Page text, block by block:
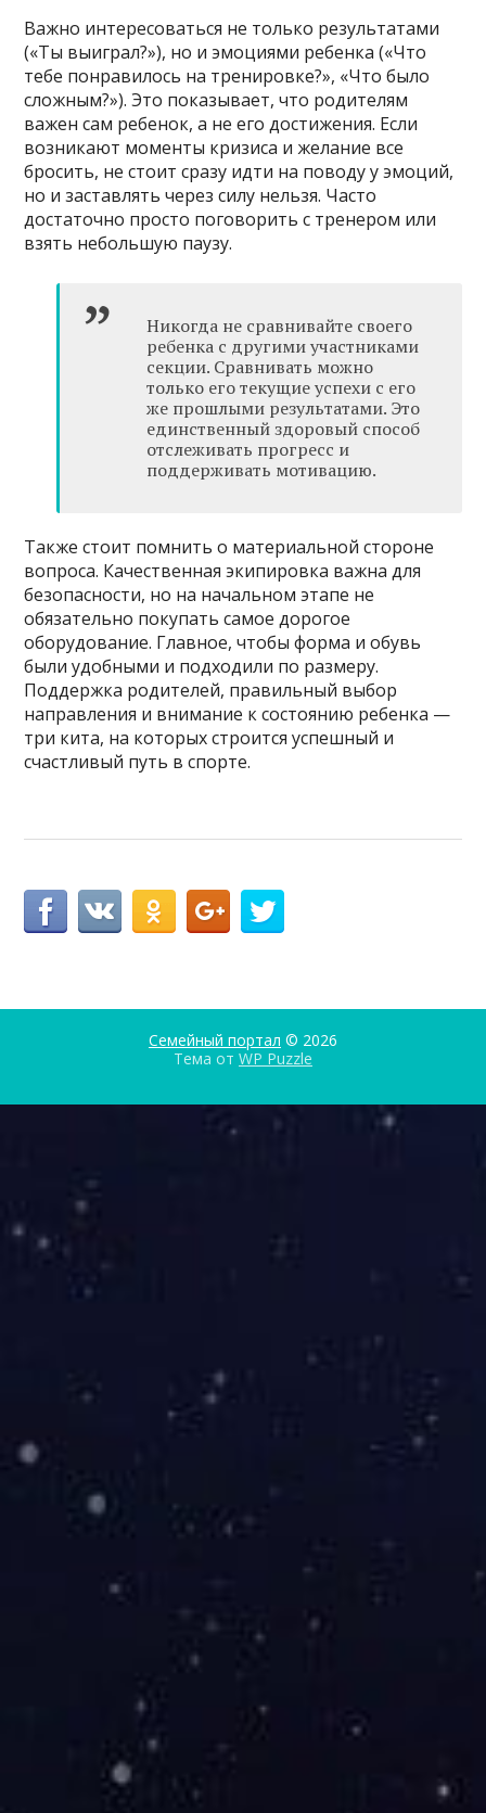
Важно интересоваться не только результатами
(«Ты выиграл?»), но и эмоциями ребенка («Что
тебе понравилось на тренировке?», «Что было
сложным?»). Это показывает, что родителям
важен сам ребенок, а не его достижения. Если
возникают моменты кризиса и желание все
бросить, не стоит сразу идти на поводу у эмоций,
но и заставлять через силу нельзя. Часто
достаточно просто поговорить с тренером или
взять небольшую паузу.
Никогда не сравнивайте своего
ребенка с другими участниками
секции. Сравнивать можно
только его текущие успехи с его
же прошлыми результатами. Это
единственный здоровый способ
отслеживать прогресс и
поддерживать мотивацию.
Также стоит помнить о материальной стороне
вопроса. Качественная экипировка важна для
безопасности, но на начальном этапе не
обязательно покупать самое дорогое
оборудование. Главное, чтобы форма и обувь
были удобными и подходили по размеру.
Поддержка родителей, правильный выбор
направления и внимание к состоянию ребенка —
три кита, на которых строится успешный и
счастливый путь в спорте.
Семейный портал © 2026
Тема от WP Puzzle